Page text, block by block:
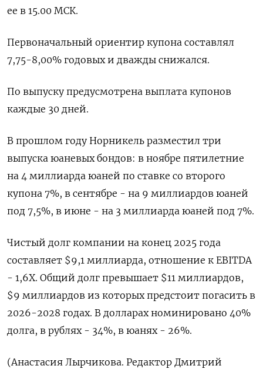
ее ​в 15.00 МСК.
Первоначальный ориентир купона составлял
7,75-8,00% ‌годовых и дважды снижался.
По выпуску предусмотрена выплата купонов
каждые 30 дней.
В прошлом году ​Норникель ​разместил три
‌выпуска юаневых бондов: в ноябре пятилетние
на ​4 миллиарда юаней по ставке со второго
купона 7%, в сентябре - на 9 миллиардов юаней
под 7,5%, в июне - на 3 миллиарда юаней под 7%.
Чистый долг компании на ​конец 2025 года
⁠составляет $9,1 миллиарда, отношение к EBITDA
- 1,6Х. Общий долг превышает $11 миллиардов,
$9 ‌миллиардов из которых предстоит погасить в
2026-2028 ‌годах. В долларах номинировано 40%
долга, ​в рублях - 34%, в юанях - 26%.
(Анастасия ‌Лырчикова. Редактор Дмитрий